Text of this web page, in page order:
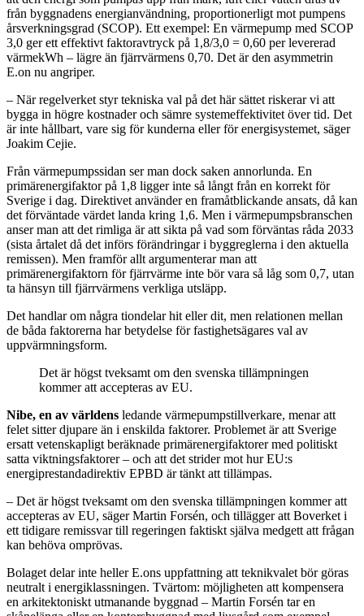
från byggnadens energianvändning, proportionerligt mot pumpens
årsverkningsgrad (SCOP). Ett exempel: En värmepump med SCOP
3,0 ger ett effektivt faktoravtryck på 1,8/3,0 = 0,60 per levererad
värmekWh – lägre än fjärrvärmens 0,70. Det är den asymmetrin
E.on nu angriper.
– När regelverket styr tekniska val på det här sättet riskerar vi att
bygga in högre kostnader och sämre systemeffektivitet över tid. Det
är inte hållbart, vare sig för kunderna eller för energisystemet, säger
Joakim Cejie.
Från värmepumpssidan ser man dock saken annorlunda. En
primärenergifaktor på 1,8 ligger inte så långt från en korrekt för
Sverige i dag. Direktivet använder en framåtblickande ansats, då kan
det förväntade värdet landa kring 1,6. Men i värmepumpsbranschen
anser man att det rimliga är att sikta på vad som förväntas råda 2033
(sista årtalet då det införs förändringar i byggreglerna i den aktuella
remissen). Men framför allt argumenterar man att
primärenergifaktorn för fjärrvärme inte bör vara så låg som 0,7, utan
ta hänsyn till fjärrvärmens verkliga utsläpp.
Det handlar om några tiondelar hit eller dit, men relationen mellan
de båda faktorerna har betydelse för fastighetsägares val av
uppvärmningsform.
Det är högst tveksamt om den svenska tillämpningen
kommer att accepteras av EU.
Nibe, en av världens ledande värmepumpstillverkare, menar att
felet sitter djupare än i enskilda faktorer. Problemet är att Sverige
ersatt vetenskapligt beräknade primärenergifaktorer med politiskt
satta viktningsfaktorer – och att det strider mot hur EU:s
energiprestandadirektiv EPBD är tänkt att tillämpas.
– Det är högst tveksamt om den svenska tillämpningen kommer att
accepteras av EU, säger Martin Forsén, och tillägger att Boverket i
ett tidigare remissvar till regeringen faktiskt själva medgett att frågan
kan behöva omprövas.
Bolaget delar inte heller E.ons uppfattning att teknikvalet bör göras
neutralt i energiklassningen. Tvärtom: möjligheten att kompensera
en arkitektoniskt utmanande byggnad – Martin Forsén tar en